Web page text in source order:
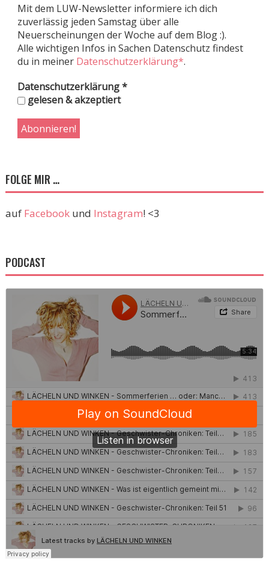
Mit dem LUW-Newsletter informiere ich dich
zuverlässig jeden Samstag über alle
Neuerscheinungen der Woche auf dem Blog :).
Alle wichtigen Infos in Sachen Datenschutz findest
du in meiner Datenschutzerklärung*.
Datenschutzerklärung*
gelesen & akzeptiert
FOLGE MIR …
auf Facebookund Instagram! <3
PODCAST